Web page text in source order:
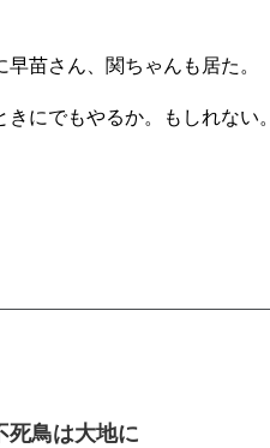
苗さん、関ちゃんも居た。
きにでもやるか。もしれない。
死鳥は大地に